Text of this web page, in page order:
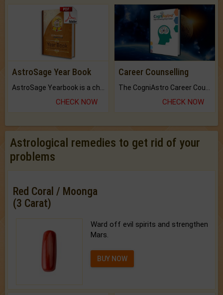
AstroSage Year Book
AstroSage Yearbook is a channel to fulfill your dreams and destiny.
CHECK NOW
Career Counselling
The CogniAstro Career Counselling Report is the most comprehensive report available on this topic.
CHECK NOW
Astrological remedies to get rid of your
problems
Red Coral / Moonga
(3 Carat)
Ward off evil spirits and strengthen
Mars.
BUY NOW